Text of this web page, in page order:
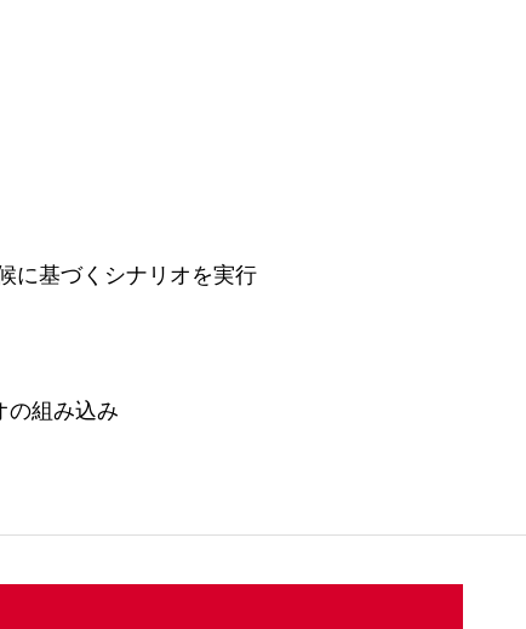
に基づくシナリオを実行
の組み込み